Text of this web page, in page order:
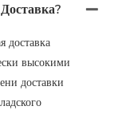
доставка
высокими
доставки